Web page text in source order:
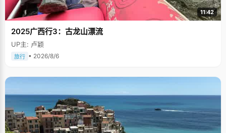
11:42
2025广西行3：古龙山漂流
UP主: 卢颖
旅行 • 2026/8/6